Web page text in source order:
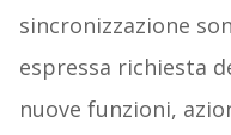
sincronizzazione
espressa richiesta
nuove funzioni,